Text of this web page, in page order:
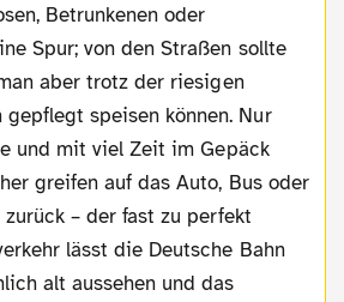
Betrunkenen oder
Spur; von den Straßen sollte
aber trotz der riesigen
gepflegt speisen können. Nur
und mit viel Zeit im Gepäck
greifen auf das Auto, Bus oder
zurück – der fast zu perfekt
lässt die Deutsche Bahn
alt aussehen und das